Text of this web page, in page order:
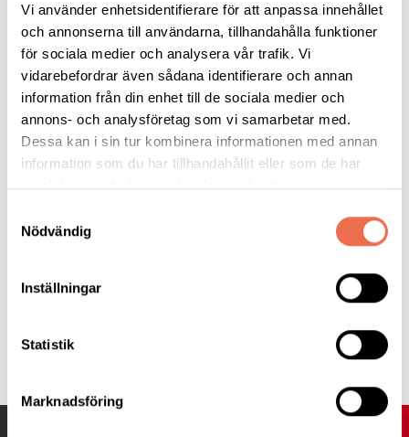
Vi använder enhetsidentifierare för att anpassa innehållet
och annonserna till användarna, tillhandahålla funktioner
för sociala medier och analysera vår trafik. Vi
vidarebefordrar även sådana identifierare och annan
information från din enhet till de sociala medier och
annons- och analysföretag som vi samarbetar med.
Dessa kan i sin tur kombinera informationen med annan
information som du har tillhandahållit eller som de har
samlat in när du har använt deras tjänster.
Nödvändig
Inställningar
Statistik
Marknadsföring
070-619 57 05.
Betala till Neuro Sydnärke på Bg: 388-1109. Ange val av lunch;
kött, fisk eller vegetariskt, och om speciell kost. Kostnad för
lunchen: Neuromedlem, 100 kr, icke medlem 150 kr.
Varmt välkommen!
Tipsa